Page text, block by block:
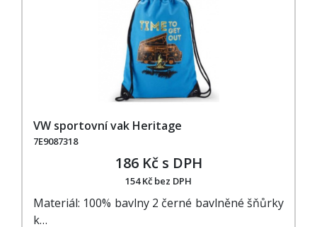
VW sportovní vak Heritage
7E9087318
186 Kč s DPH
154 Kč bez DPH
Materiál: 100% bavlny 2 černé bavlněné šňůrky
k…